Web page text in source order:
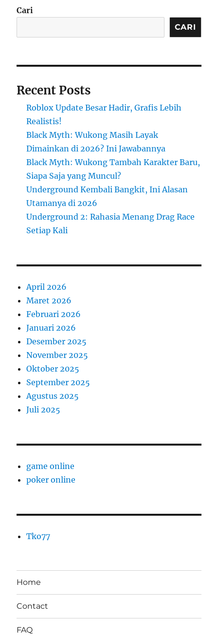
Cari
CARI
Recent Posts
Roblox Update Besar Hadir, Grafis Lebih
Realistis!
Black Myth: Wukong Masih Layak
Dimainkan di 2026? Ini Jawabannya
Black Myth: Wukong Tambah Karakter Baru,
Siapa Saja yang Muncul?
Underground Kembali Bangkit, Ini Alasan
Utamanya di 2026
Underground 2: Rahasia Menang Drag Race
Setiap Kali
April 2026
Maret 2026
Februari 2026
Januari 2026
Desember 2025
November 2025
Oktober 2025
September 2025
Agustus 2025
Juli 2025
game online
poker online
Tko77
Home
Contact
FAQ